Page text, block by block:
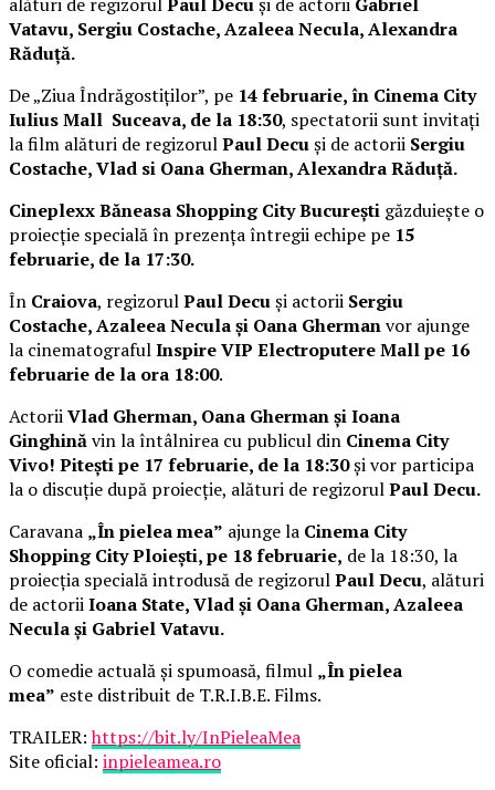
alături de regizorulPaul Decuși de actorii Gabriel
Vatavu, Sergiu Costache, Azaleea Necula, Alexandra
Răduță.
De „Ziua Îndrăgostiților”, pe 14 februarie, în Cinema City
Iulius Mall Suceava, de la 18:30, spectatorii sunt invitați
la film alături de regizorulPaul Decuși de actorii Sergiu
Costache, Vlad si Oana Gherman, Alexandra Răduță.
Cineplexx Băneasa Shopping City București găzduiește o
proiecție specială în prezența întregii echipe pe 15
februarie, de la 17:30.
În Craiova, regizorulPaul Decuși actorii Sergiu
Costache, Azaleea Necula și Oana Ghermanvor ajunge
la cinematografulInspire VIP Electroputere Mall pe 16
februarie de la ora 18:00.
ActoriiVlad Gherman, Oana Gherman și Ioana
Ginghinăvin la întâlnirea cu publicul din Cinema City
Vivo! Pitești pe 17 februarie, de la 18:30și vor participa
la o discuție după proiecție, alături de regizorulPaul Decu.
Caravana „În pielea mea” ajunge la Cinema City
Shopping City Ploiești, pe 18 februarie, de la 18:30, la
proiecția specială introdusă de regizorulPaul Decu, alături
de actoriiIoana State, Vlad și Oana Gherman, Azaleea
Necula și Gabriel Vatavu.
O comedie actuală și spumoasă, filmul „În pielea
mea” este distribuit de T.R.I.B.E. Films.
TRAILER:https://bit.ly/InPieleaMea
Site oficial: inpieleamea.ro